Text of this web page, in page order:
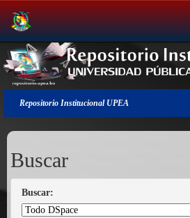
Salir
de
la
navegación
Repositorio Institucional UPEA
Buscar
Buscar: